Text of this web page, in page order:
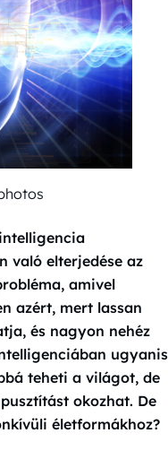
való elterjedése az
amivel
azért, mert lassan
és nagyon nehéz
ugyanis
teheti a világot, de
okozhat. De
életformákhoz?